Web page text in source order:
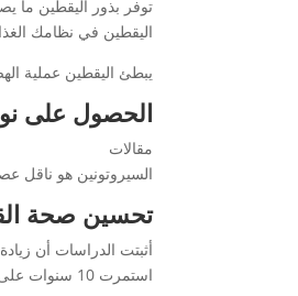
اليقطين في نظامك
يبطئ اليقطين عملية
الحصول على
مقالات
السيروتونين هو ناقل
تحسين صحة
أثبتت الدراسات أن
استمرت 10 سنوات على ما يقرب من 67000 امرأة.